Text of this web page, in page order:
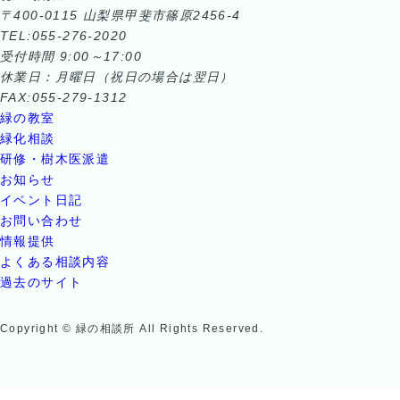
〒400-0115 山梨県甲斐市篠原2456-4
TEL:055-276-2020
受付時間 9:00～17:00
休業日：月曜日（祝日の場合は翌日）
FAX:055-279-1312
緑の教室
緑化相談
研修・樹木医派遣
お知らせ
イベント日記
お問い合わせ
情報提供
よくある相談内容
過去のサイト
Copyright © 緑の相談所 All Rights Reserved.